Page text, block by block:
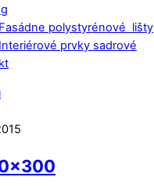
Fasádne polystyrénové lišty
Interiérové prvky sadrové